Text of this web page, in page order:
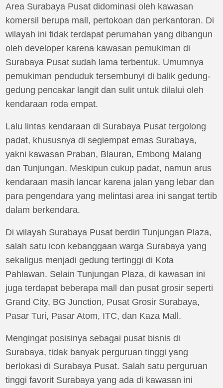
Area Surabaya Pusat didominasi oleh kawasan
komersil berupa mall, pertokoan dan perkantoran. Di
wilayah ini tidak terdapat perumahan yang dibangun
oleh developer karena kawasan pemukiman di
Surabaya Pusat sudah lama terbentuk. Umumnya
pemukiman penduduk tersembunyi di balik gedung-
gedung pencakar langit dan sulit untuk dilalui oleh
kendaraan roda empat.
Lalu lintas kendaraan di Surabaya Pusat tergolong
padat, khususnya di segiempat emas Surabaya,
yakni kawasan Praban, Blauran, Embong Malang
dan Tunjungan. Meskipun cukup padat, namun arus
kendaraan masih lancar karena jalan yang lebar dan
para pengendara yang melintasi area ini sangat tertib
dalam berkendara.
Di wilayah Surabaya Pusat berdiri Tunjungan Plaza,
salah satu icon kebanggaan warga Surabaya yang
sekaligus menjadi gedung tertinggi di Kota
Pahlawan. Selain Tunjungan Plaza, di kawasan ini
juga terdapat beberapa mall dan pusat grosir seperti
Grand City, BG Junction, Pusat Grosir Surabaya,
Pasar Turi, Pasar Atom, ITC, dan Kaza Mall.
Mengingat posisinya sebagai pusat bisnis di
Surabaya, tidak banyak perguruan tinggi yang
berlokasi di Surabaya Pusat. Salah satu perguruan
tinggi favorit Surabaya yang ada di kawasan ini